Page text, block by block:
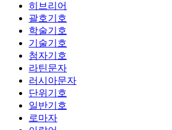
히브리어
괄호기호
학술기호
기술기호
첨자기호
라틴문자
러시아문자
단위기호
일반기호
로마자